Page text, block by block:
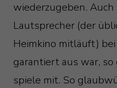
wiederzugeben.
Lautsprecher (der
Heimkino mitläuft)
garantiert aus war,
spiele mit. So